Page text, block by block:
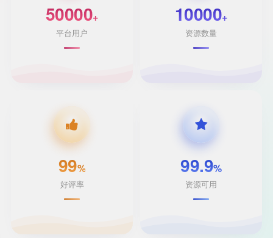
50000+
平台用户
10000+
资源数量
99%
好评率
99.9%
资源可用